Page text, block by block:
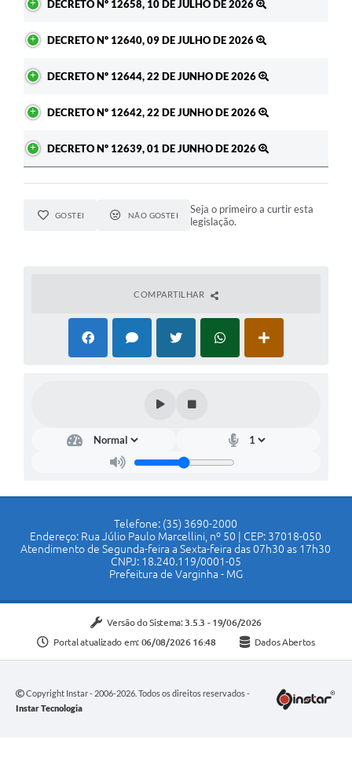
DECRETO Nº 12658, 10 DE JULHO DE 2026
DECRETO Nº 12640, 09 DE JULHO DE 2026
DECRETO Nº 12644, 22 DE JUNHO DE 2026
DECRETO Nº 12642, 22 DE JUNHO DE 2026
DECRETO Nº 12639, 01 DE JUNHO DE 2026
GOSTEI NÃO GOSTEI
Seja o primeiro a curtir esta
legislação.
COMPARTILHAR
Telefone: (35) 3690-2000
Endereço: Rua Júlio Paulo Marcellini, nº 50 | CEP: 37018-050
Atendimento de Segunda-feira a Sexta-feira das 07h30 as 17h30
CNPJ: 18.240.119/0001-05
Prefeitura de Varginha - MG
Versão do Sistema: 3.5.3 - 19/06/2026
Portal atualizado em: 06/08/2026 16:48 Dados Abertos
Copyright Instar - 2006-2026. Todos os direitos reservados -
Instar Tecnologia